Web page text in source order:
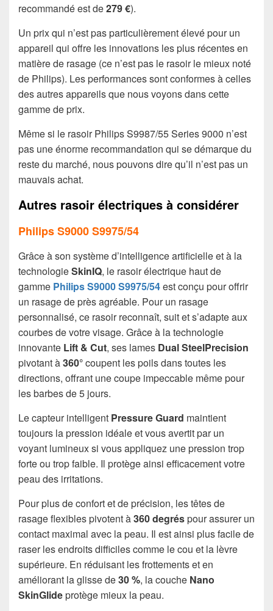
recommandé est de279 €).
Un prix qui n’est pas particulièrement élevé pour un
appareil qui offre les innovations les plus récentes en
matière de rasage (ce n’est pas le rasoir le mieux noté
de Philips). Les performances sont conformes à celles
des autres appareils que nous voyons dans cette
gamme de prix.
Même si le rasoir Philips S9987/55 Series 9000 n’est
pas une énorme recommandation qui se démarque du
reste du marché, nous pouvons dire qu’il n’est pas un
mauvais achat.
Autres rasoir électriques à considérer
Philips S9000 S9975/54
Grâce à son système d’intelligence artificielle et à la
technologieSkinIQ, le rasoir électrique haut de
gamme Philips S9000 S9975/54est conçu pour offrir
un rasage de près agréable. Pour un rasage
personnalisé, ce rasoir reconnaît, suit et s’adapte aux
courbes de votre visage. Grâce à la technologie
innovante Lift & Cut, ses lames Dual SteelPrecision
pivotant à360°coupent les poils dans toutes les
directions, offrant une coupe impeccable même pour
les barbes de 5 jours.
Le capteur intelligent Pressure Guard maintient
toujours la pression idéale et vous avertit par un
voyant lumineux si vous appliquez une pression trop
forte ou trop faible. Il protège ainsi efficacement votre
peau des irritations.
Pour plus de confort et de précision, les têtes de
rasage flexibles pivotent à360 degréspour assurer un
contact maximal avec la peau. Il est ainsi plus facile de
raser les endroits difficiles comme le cou et la lèvre
supérieure. En réduisant les frottements et en
améliorant la glisse de30 %, la couche Nano
SkinGlideprotège mieux la peau.